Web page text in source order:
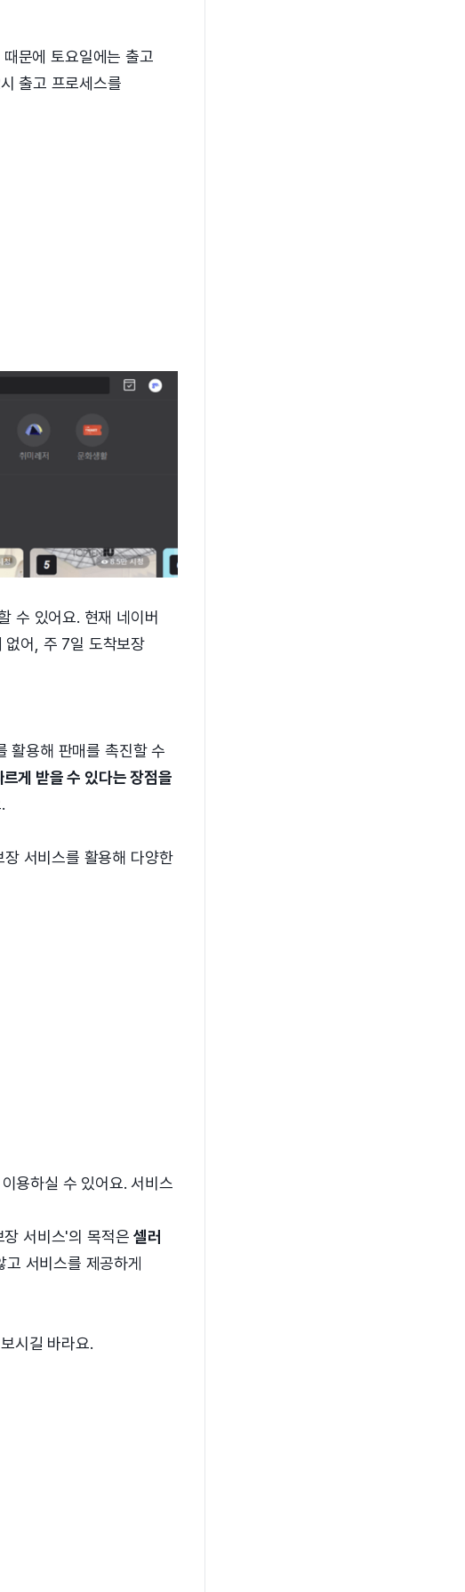
문에 토요일에는 출고
출고 프로세스를
수 있어요. 현재 네이버
없어, 주 7일 도착보장
활용해 판매를 촉진할 수
게 받을 수 있다는 장점을
서비스를 활용해 다양한
용하실 수 있어요. 서비스
장 서비스'의 목적은셀러
서비스를 제공하게
시길 바라요.